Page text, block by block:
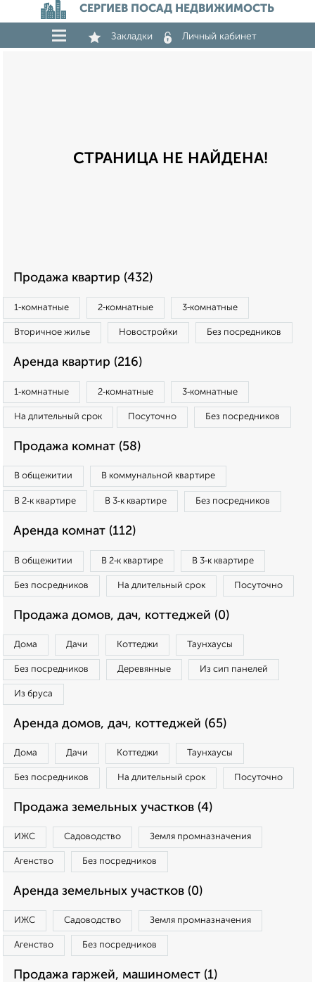
СЕРГИЕВ ПОСАД НЕДВИЖИМОСТЬ
Закладки Личный кабинет
СТРАНИЦА НЕ НАЙДЕНА!
Продажа квартир (432)
1‑комнатные 2‑комнатные 3‑комнатные
Вторичное жилье Новостройки Без посредников
Аренда квартир (216)
1‑комнатные 2‑комнатные 3‑комнатные
На длительный срок Посуточно Без посредников
Продажа комнат (58)
В общежитии В коммунальной квартире
В 2‑к квартире В 3‑к квартире Без посредников
Аренда комнат (112)
В общежитии В 2‑к квартире В 3‑к квартире
Без посредников На длительный срок Посуточно
Продажа домов, дач, коттеджей (0)
Дома Дачи Коттеджи Таунхаусы
Без посредников Деревянные Из сип панелей
Из бруса
Аренда домов, дач, коттеджей (65)
Дома Дачи Коттеджи Таунхаусы
Без посредников На длительный срок Посуточно
Продажа земельных участков (4)
ИЖС Садоводство Земля промназначения
Агенство Без посредников
Аренда земельных участков (0)
ИЖС Садоводство Земля промназначения
Агенство Без посредников
Продажа гаржей, машиномест (1)